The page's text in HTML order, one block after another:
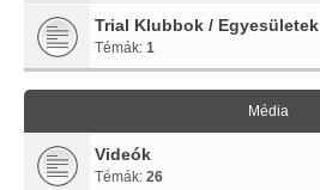
Trial Klubbok / Egyesületek
Témák: 1
Média
Videók
Témák: 26